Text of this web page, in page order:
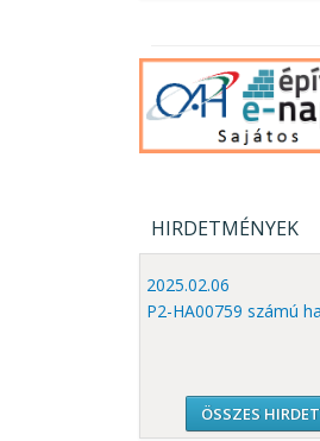
HIRDETMÉNYEK
2025.02.06
P2-HA00759 számú
ÖSSZES